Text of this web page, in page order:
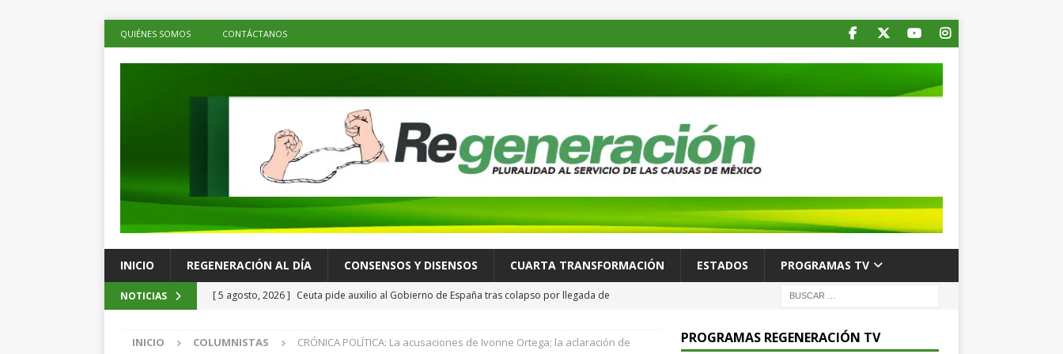
QUIÉNES SOMOS CONTÁCTANOS
INICIO REGENERACIÓN AL DÍA CONSENSOS Y DISENSOS CUARTA TRANSFORMACIÓN ESTADOS PROGRAMAS TV
NOTICIAS [ 5 agosto, 2026 ] Ceuta pide auxilio al Gobierno de España tras colapso por llegada de
[ 5 agosto, 2026 ]
Ray Chagoya recorre Loma Rancho y Los Molinos para atender necesidades
INICIO COLUMNISTAS
CRÓNICA POLÍTICA: La acusaciones de Ivonne Ortega; la aclaración de
PROGRAMAS REGENERACIÓN TV